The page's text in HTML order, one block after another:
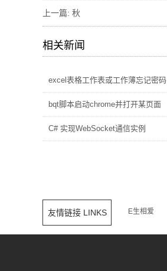
上一篇: 秋
相关新闻
excel表格工作表或工作薄忘记密码
bqt脚本启动chrome并打开某页面
C# 实现WebSocket通信实例
友情链接 LINKS E生相爱